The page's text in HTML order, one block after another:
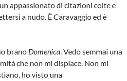
appassionato di citazioni colte e
a nudo. È Caravaggio ed è
brano Domenica. Vedo semmai una
che non mi dispiace. Non mi
ho visto una